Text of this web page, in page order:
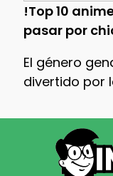
!Top 10
pasar por
El género
divertido por